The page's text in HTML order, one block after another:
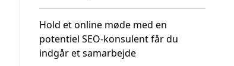
Hold et online møde med en
potentiel SEO-konsulent får du
indgår et samarbejde